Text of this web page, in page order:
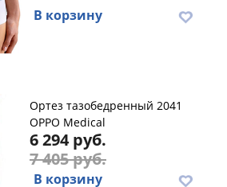
В корзину
Ортез тазобедренный 2041
OPPO Medical
6 294 руб.
7 405 руб.
В корзину